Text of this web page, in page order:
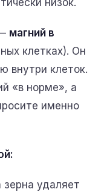
магний в
клетках). Он
внутри клеток.
«в норме», а
именно
удаляет